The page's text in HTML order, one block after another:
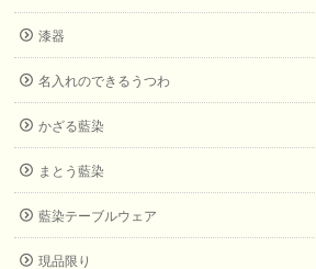
漆器
名入れのできるうつわ
かざる藍染
まとう藍染
藍染テーブルウェア
現品限り